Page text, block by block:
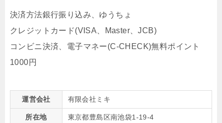
決済方法銀行振り込み、ゆうちょ
クレジットカード(VISA、Master、JCB)
コンビニ決済、電子マネー(C-CHECK)無料ポイント
1000円
運営会社 有限会社ミキ
所在地 東京都豊島区南池袋1-19-4